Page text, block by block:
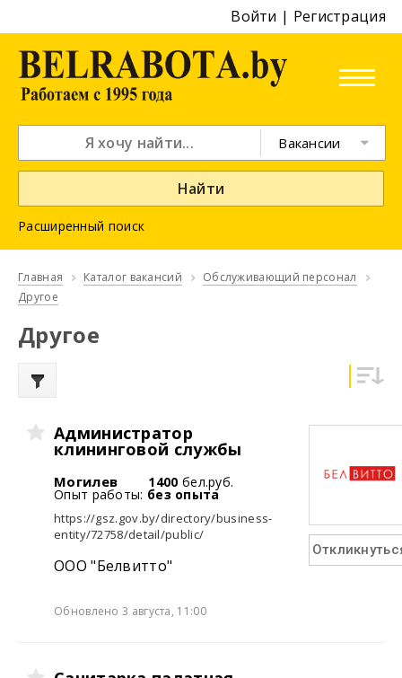
Войти | Регистрация
Вакансии
Найти
Расширенный поиск
Главная Каталог вакансий
Обслуживающий персонал
Другое
Другое
Администратор
клининговой службы
Могилев 1400 бел.руб.
Опыт работы: без опыта
https://gsz.gov.by/directory/business-
entity/72758/detail/public/
ООО "Белвитто"
Обновлено 3 августа, 11:00